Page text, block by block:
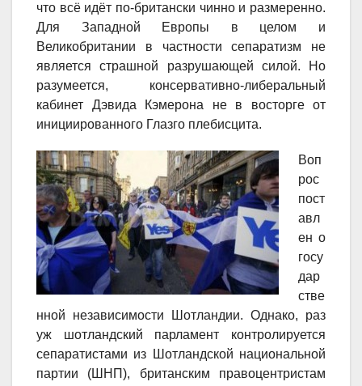
что всё идёт по-британски чинно и размеренно.
Для Западной Европы в целом и
Великобритании в частности сепаратизм не
является страшной разрушающей силой. Но
разумеется, консервативно-либеральный
кабинет Дэвида Кэмерона не в восторге от
инициированного Глазго плебисцита.
Воп
рос
пост
авл
ен о
госу
дар
стве
нной независимости Шотландии. Однако, раз
уж шотландский парламент контролируется
сепаратистами из Шотландской национальной
партии (ШНП), британским правоцентристам